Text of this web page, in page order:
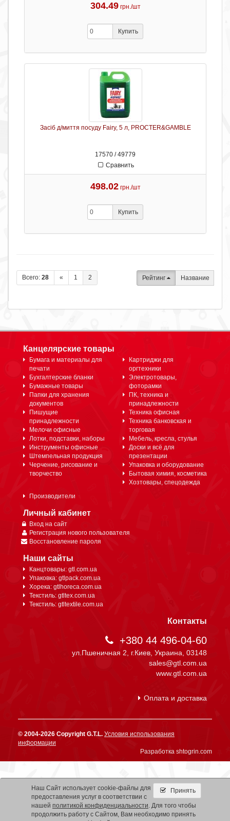
304.49 грн./шт
Купить
Засіб д/миття посуду Fairy, 5 л, PROCTER&GAMBLE
17570 / 49779
Сравнить
498.02 грн./шт
Купить
Всего: 28 « 1 2 Рейтинг Название
Канцелярские товары
Бумага и материалы для
печати
Бухгалтерские бланки
Бумажные товары
Папки для хранения
документов
Пишущие
принадлежности
Мелочи офисные
Лотки, подставки, наборы
Инструменты офисные
Штемпельная продукция
Черчение, рисование и
творчество
Картриджи для
оргтехники
Электротовары,
фоторамки
ПК, техника и
принадлежности
Техника офисная
Техника банковская и
торговая
Мебель, кресла, стулья
Доски и всё для
презентации
Упаковка и оборудование
Бытовая химия, косметика
Хозтовары, спецодежда
Производители
Личный кабинет
Вход на сайт
Регистрация нового пользователя
Восстановление пароля
Наши сайты
Канцтовары: gtl.com.ua
Упаковка: gtlpack.com.ua
Хорека: gtlhoreca.com.ua
Текстиль: gtltex.com.ua
Текстиль: gtltextile.com.ua
Контакты
+380 44 496-04-60
ул.Пшеничная 2, г.Киев, Украина, 03148
sales@gtl.com.ua
www.gtl.com.ua
Оплата и доставка
© 2004-2026 Copyright G.T.L. Условия использования
информации
Разработка shtogrin.com
Принять
Наш Сайт использует cookie-файлы для
предоставления услуг в соответствии с
нашей политикой конфиденциальности. Для того чтобы
продолжить работу с Сайтом, Вам необходимо принять